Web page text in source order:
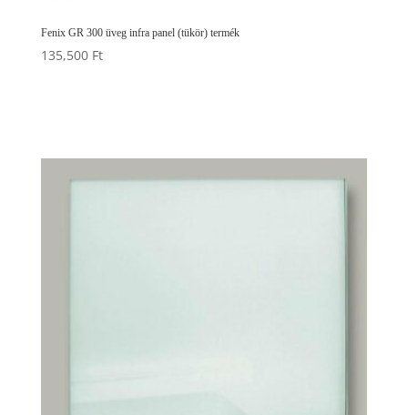
Fenix GR 300 üveg infra panel (tükör) termék
135,500 Ft